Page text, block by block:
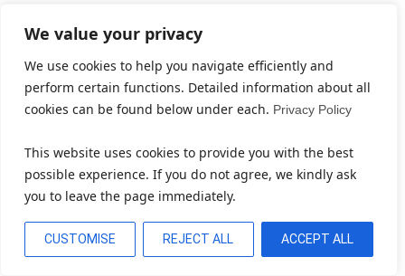
We value your privacy
We use cookies to help you navigate efficiently and
perform certain functions. Detailed information about all
cookies can be found below under each. Privacy Policy
This website uses cookies to provide you with the best
possible experience. If you do not agree, we kindly ask
you to leave the page immediately.
CUSTOMISE REJECT ALL ACCEPT ALL